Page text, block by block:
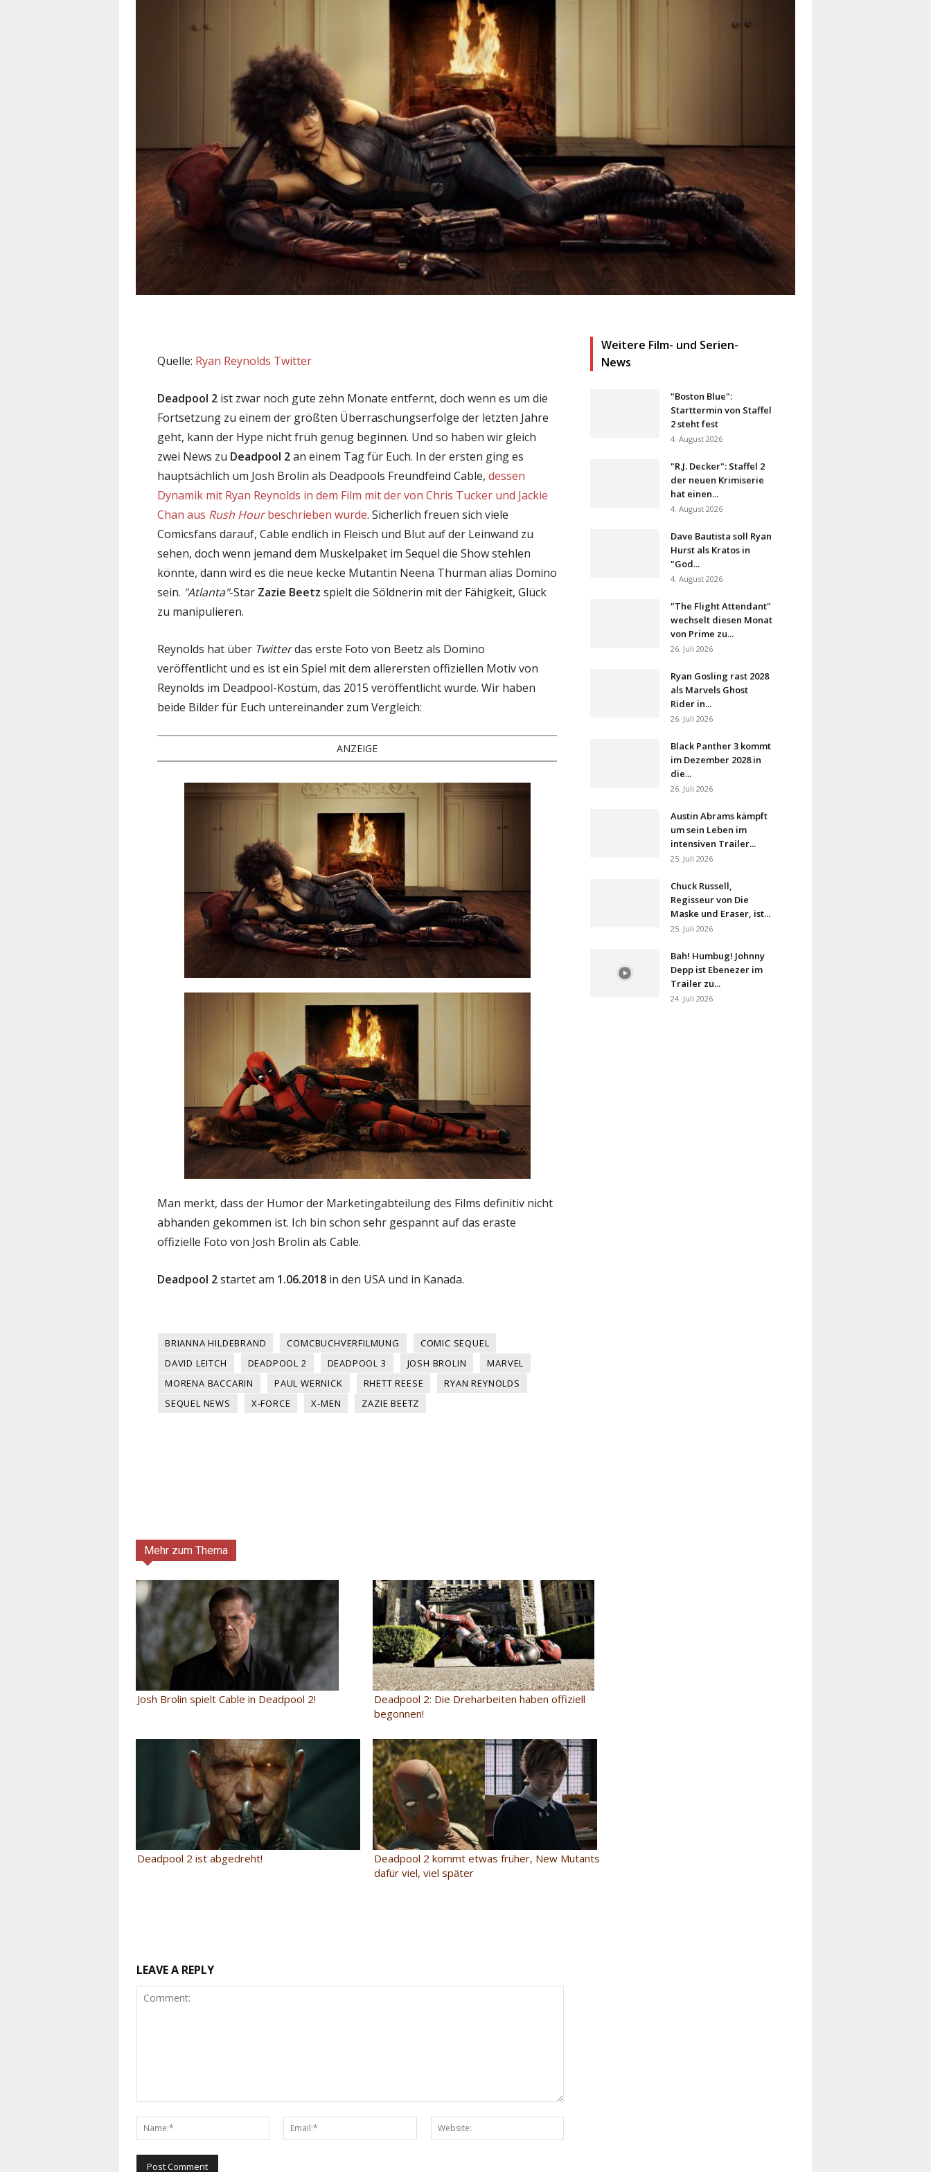
Quelle: Ryan Reynolds Twitter
Deadpool 2 ist zwar noch gute zehn Monate entfernt, doch wenn es um die
Fortsetzung zu einem der größten Überraschungserfolge der letzten Jahre
geht, kann der Hype nicht früh genug beginnen. Und so haben wir gleich
zwei News zu Deadpool 2an einem Tag für Euch. In der ersten ging es
hauptsächlich um Josh Brolin als Deadpools Freundfeind Cable, dessen
Dynamik mit Ryan Reynolds in dem Film mit der von Chris Tucker und Jackie
Chan aus Rush Hourbeschrieben wurde. Sicherlich freuen sich viele
Comicsfans darauf, Cable endlich in Fleisch und Blut auf der Leinwand zu
sehen, doch wenn jemand dem Muskelpaket im Sequel die Show stehlen
könnte, dann wird es die neue kecke Mutantin Neena Thurman alias Domino
sein. "Atlanta"-Star Zazie Beetz spielt die Söldnerin mit der Fähigkeit, Glück
zu manipulieren.
Reynolds hat über Twitterdas erste Foto von Beetz als Domino
veröffentlicht und es ist ein Spiel mit dem allerersten offiziellen Motiv von
Reynolds im Deadpool-Kostüm, das 2015 veröffentlicht wurde. Wir haben
beide Bilder für Euch untereinander zum Vergleich:
ANZEIGE
Man merkt, dass der Humor der Marketingabteilung des Films definitiv nicht
abhanden gekommen ist. Ich bin schon sehr gespannt auf das eraste
offizielle Foto von Josh Brolin als Cable.
Deadpool 2startet am 1.06.2018 in den USA und in Kanada.
BRIANNA HILDEBRAND COMCBUCHVERFILMUNG
COMIC SEQUEL
DAVID LEITCH
DEADPOOL 2 DEADPOOL 3 JOSH BROLIN
MARVEL
MORENA BACCARIN
PAUL WERNICK RHETT REESE
RYAN REYNOLDS
SEQUEL NEWS
X-FORCE X-MEN ZAZIE BEETZ
Weitere Film- und Serien-
News
"Boston Blue":
Starttermin von Staffel
2 steht fest
4. August 2026
"R.J. Decker": Staffel 2
der neuen Krimiserie
hat einen...
4. August 2026
Dave Bautista soll Ryan
Hurst als Kratos in
"God...
4. August 2026
"The Flight Attendant"
wechselt diesen Monat
von Prime zu...
26. Juli 2026
Ryan Gosling rast 2028
als Marvels Ghost
Rider in...
26. Juli 2026
Black Panther 3 kommt
im Dezember 2028 in
die...
26. Juli 2026
Austin Abrams kämpft
um sein Leben im
intensiven Trailer...
25. Juli 2026
Chuck Russell,
Regisseur von Die
Maske und Eraser, ist...
25. Juli 2026
Bah! Humbug! Johnny
Depp ist Ebenezer im
Trailer zu...
24. Juli 2026
Mehr zum Thema
Josh Brolin spielt Cable in Deadpool 2!
Deadpool 2: Die Dreharbeiten haben offiziell
begonnen!
Deadpool 2 ist abgedreht!
Deadpool 2 kommt etwas früher, New Mutants
dafür viel, viel später
LEAVE A REPLY
Name:*
Email:*